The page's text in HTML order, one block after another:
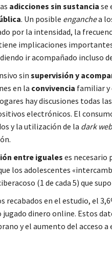
adicciones sin sustancia se
. Un posible enganchea
por la intensidad, la
implicaciones
ir acompañado incluso
sinsupervisión y
en la convivencia familiar y
hay discusiones todas
electrónicos. El
y la utilización de la dark web
entre igualeses necesario
los adolescentes
(1 de cada 5) que
recabados en el estudio, el
dinero online. Estos
y el aumento del acceso a